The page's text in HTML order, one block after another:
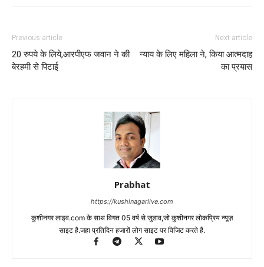
Previous article
20 रुपये के लिये,आरपीएफ जवान ने की
बेरहमी से पिटाई
Next article
न्याय के लिए महिला ने, किया आत्मदाह
का प्रयास
Prabhat
https://kushinagarlive.com
कुशीनगर लाइव.com के साथ विगत 05 वर्ष से जुडाव,जो कुशीनगर लोकप्रिय न्यूज़
साइट है.जहा प्रतिदिन हजारों लोग साइट पर विजिट करते है.